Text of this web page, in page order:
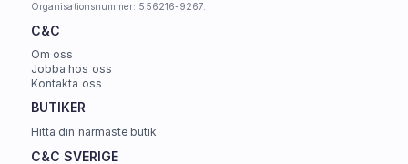
Organisationsnummer: 556216-9267.
C&C
Om oss
Jobba hos oss
Kontakta oss
BUTIKER
Hitta din närmaste butik
C&C SVERIGE